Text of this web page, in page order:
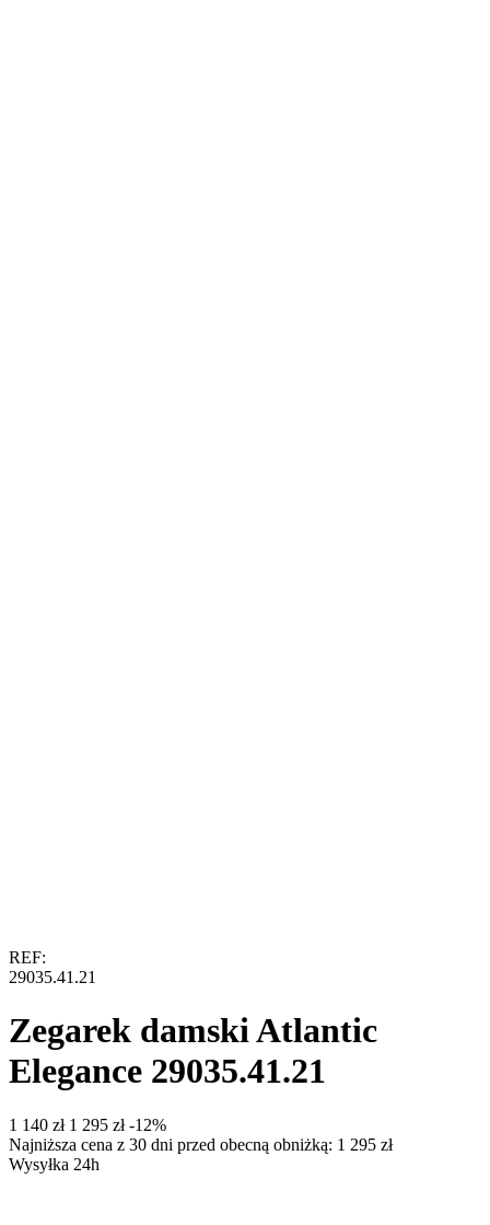
REF:
29035.41.21
Zegarek damski Atlantic
Elegance 29035.41.21
‍1 140‍ zł ‍1 295‍ zł -12%
Najniższa cena z 30 dni przed obecną obniżką: 1 295 zł
Wysyłka 24h